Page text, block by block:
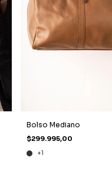
Bolso Mediano
$299.995,00
+1